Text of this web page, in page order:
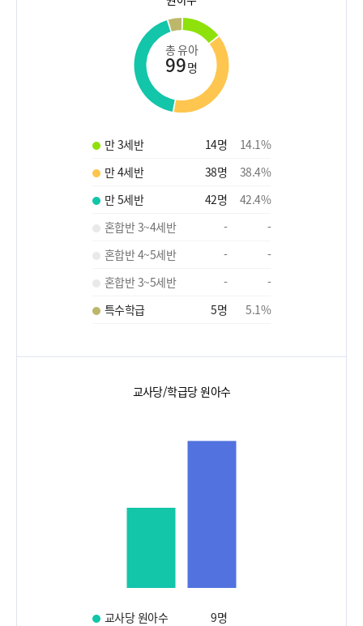
총 유아
99명
만 3세반 14명 14.1%
만 4세반
38명 38.4%
만 5세반
42명 42.4%
혼합반 3~4세반
-
-
혼합반 4~5세반
-
-
혼합반 3~5세반
-
-
특수학급
5명 5.1%
교사당/학급당 원아수
교사당 원아수 9명